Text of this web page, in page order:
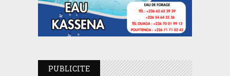
PUBLICITE